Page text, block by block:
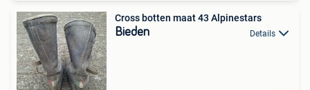
Cross botten maat 43 Alpinestars
Bieden Details